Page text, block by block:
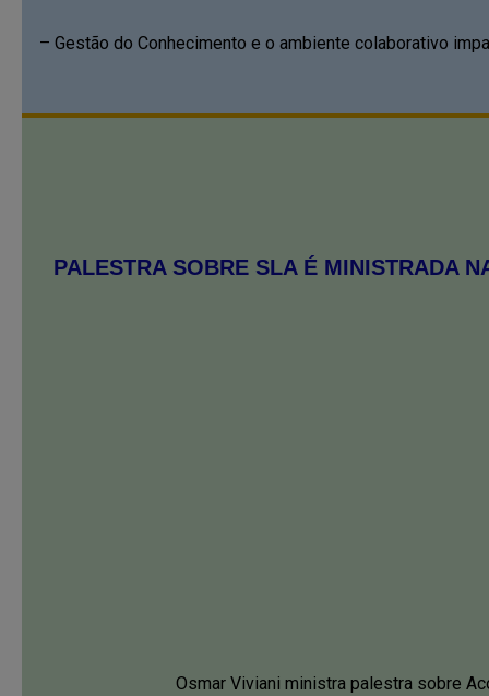
– Gestão do Conhecimento e o ambiente colaborativo
PALESTRA SOBRE SLA É MINISTRADA
Osmar Viviani ministra palestra sobre